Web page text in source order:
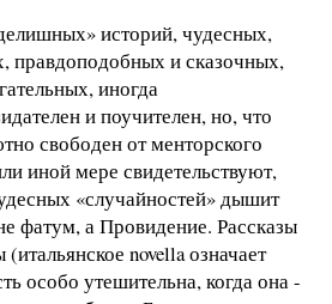
историй, чудесных,
правдоподобных и сказочных,
иногда
и поучителен, но, что
свободен от менторского
иной мере свидетельствуют,
«случайностей» дышит
фатум, а Провидение. Рассказы
novella означает
особо утешительна, когда она -